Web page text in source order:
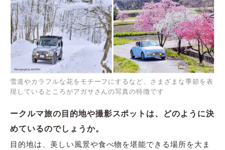
雪道やカラフルな花をモチーフにするなど、さまざまな季節を表
現しているところがアガサさんの写真の特徴です
ークルマ旅の目的地や撮影スポットは、どのように決
めているのでしょうか。
目的地は、美しい風景や食べ物を堪能できる場所を大ま